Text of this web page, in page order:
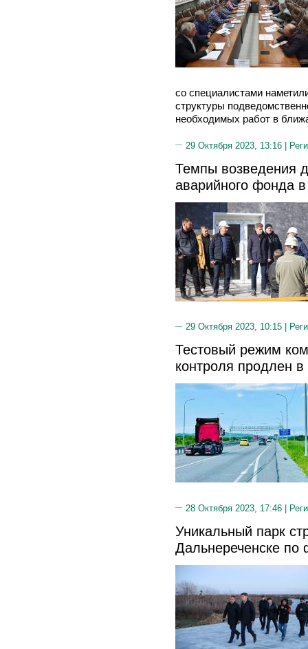
со специалистами
структуры
необходимых работ в
29 Октября 2023, 13:16 |
Темпы возведения
аварийного фонда
29 Октября 2023, 10:15 |
Тестовый режим
контроля продлен
28 Октября 2023, 17:46 |
Уникальный парк
Дальнереченске по